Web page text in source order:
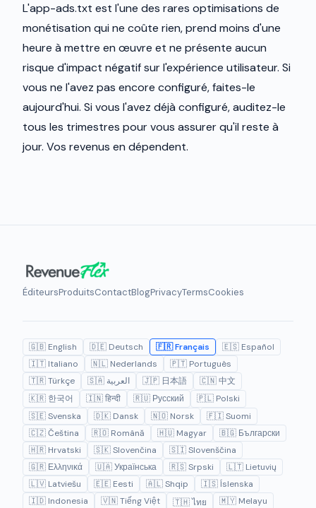
L'app-ads.txt est l'une des rares optimisations de
monétisation qui ne coûte rien, prend moins d'une
heure à mettre en œuvre et ne présente aucun
risque d'impact négatif sur l'expérience utilisateur. Si
vous ne l'avez pas encore configuré, faites-le
aujourd'hui. Si vous l'avez déjà configuré, auditez-le
tous les trimestres pour vous assurer qu'il reste à
jour. Vos revenus en dépendent.
ÉditeursProduitsContactBlogPrivacyTermsCookies
🇬🇧 English 🇩🇪 Deutsch 🇫🇷 Français
🇪🇸 Español
🇮🇹 Italiano
🇳🇱 Nederlands
🇵🇹 Português
🇹🇷 Türkçe
🇸🇦 العربية 🇯🇵 日本語
🇨🇳 中文
🇰🇷 한국어
🇮🇳 हिन्दी 🇷🇺 Русский
🇵🇱 Polski
🇸🇪 Svenska
🇩🇰 Dansk 🇳🇴 Norsk
🇫🇮 Suomi
🇨🇿 Čeština
🇷🇴 Română 🇭🇺 Magyar
🇧🇬 Български
🇭🇷 Hrvatski
🇸🇰 Slovenčina
🇸🇮 Slovenščina
🇬🇷 Ελληνικά
🇺🇦 Українська 🇷🇸 Srpski
🇱🇹 Lietuvių
🇱🇻 Latviešu
🇪🇪 Eesti 🇦🇱 Shqip
🇮🇸 Íslenska
🇮🇩 Indonesia
🇻🇳 Tiếng Việt 🇹🇭 ไทย 🇲🇾 Melayu